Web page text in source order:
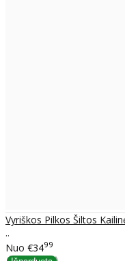
Vyriškos Pilkos Šiltos
..
Nuo €3499